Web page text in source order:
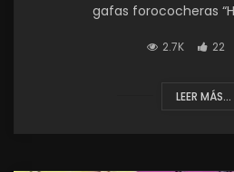
gafas forococheras
2.7K 22
LEER MÁS...